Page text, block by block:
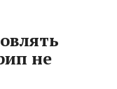
не